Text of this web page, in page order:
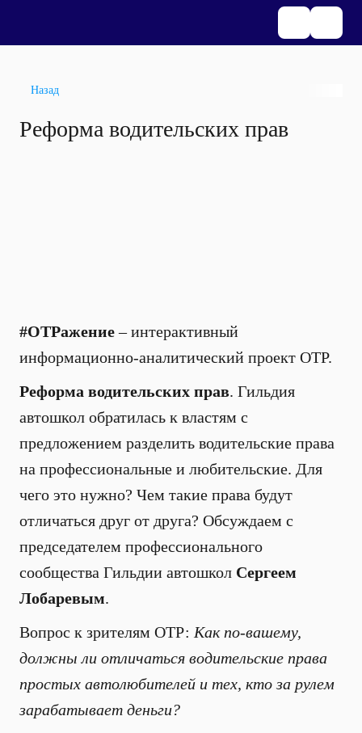
Назад
Реформа водительских прав
#ОТРажение– интерактивный
информационно-аналитический проект ОТР.
Реформа водительских прав. Гильдия
автошкол обратилась к властям с
предложением разделить водительские права
на профессиональные и любительские. Для
чего это нужно? Чем такие права будут
отличаться друг от друга? Обсуждаем с
председателем профессионального
сообщества Гильдии автошкол Сергеем
Лобаревым.
Вопрос к зрителям ОТР: Как по-вашему,
должны ли отличаться водительские права
простых автолюбителей и тех, кто за рулем
зарабатывает деньги?